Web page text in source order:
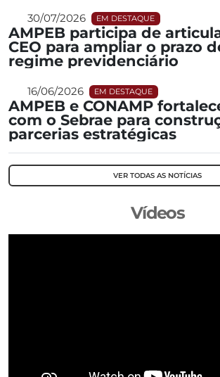
30/07/2026 EM DESTAQUE
AMPEB participa de
CEO para ampliar o prazo
regime previdenciário
16/06/2026 EM DESTAQUE
AMPEB e CONAMP
com o Sebrae para
parcerias estratégicas
VER TODAS AS NOTÍCIAS
Vídeos